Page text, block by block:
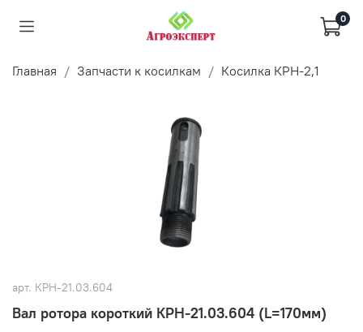
0
Главная Запчасти к косилкам Косилка КРН-2,1
арт. КРН-21.03.604
Вал ротора короткий КРН-21.03.604 (L=170мм)